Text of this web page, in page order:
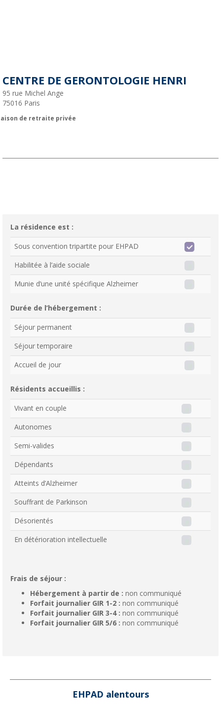
CENTRE DE GERONTOLOGIE HENRI
95 rue Michel Ange
75016 Paris
de retraite privée
La résidence est :
Sous convention tripartite pour EHPAD
Habilitée à l’aide sociale
Munie d’une unité spécifique Alzheimer
Durée de l’hébergement :
Séjour permanent
Séjour temporaire
Accueil de jour
Résidents accueillis :
Vivant en couple
Autonomes
Semi-valides
Dépendants
Atteints d’Alzheimer
Souffrant de Parkinson
Désorientés
En détérioration intellectuelle
Frais de séjour :
Hébergement à partir de : non communiqué
Forfait journalier GIR 1-2 : non communiqué
Forfait journalier GIR 3-4 : non communiqué
Forfait journalier GIR 5/6 : non communiqué
EHPAD alentours